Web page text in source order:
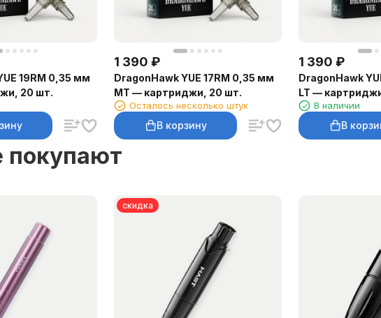
19RM 0,35 мм
20 шт.
1 390 ₽
DragonHawk YUE 17RM 0,35 мм
MT — картриджи, 20 шт.
Осталось несколько штук
В корзину
1 390 ₽
DragonHawk
LT —
В наличии
В
покупают
скидка